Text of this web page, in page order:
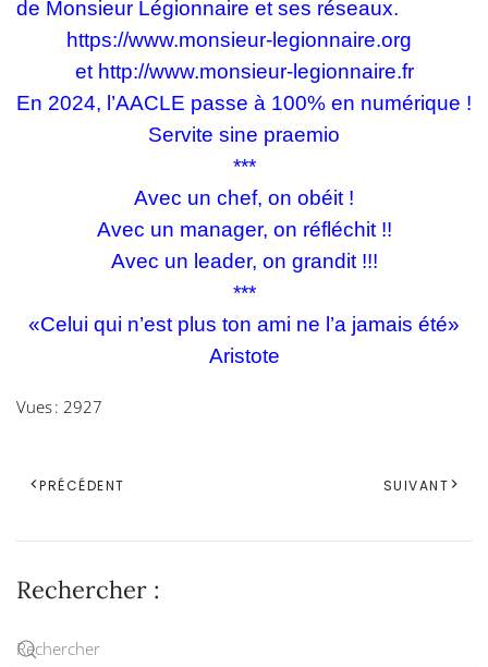
de Monsieur Légionnaire et ses réseaux.
https://www.monsieur-legionnaire.org
et http://www.monsieur-legionnaire.fr
En 2024, l’AACLE passe à 100% en numérique !
Servite sine praemio
***
Avec un chef, on obéit !
Avec un manager, on réfléchit !!
Avec un leader, on grandit !!!
***
«Celui qui n’est plus ton ami ne l’a jamais été»
Aristote
Vues : 2927
PRÉCÉDENT SUIVANT
Rechercher :